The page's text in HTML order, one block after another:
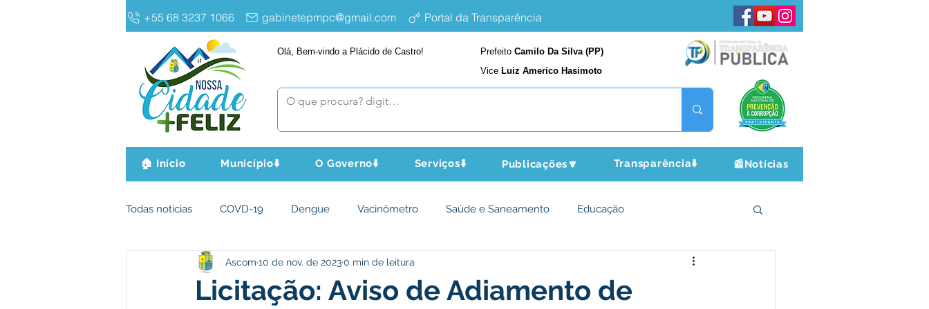
+55 68 3237 1066 gabinetepmpc@gmail.com Portal da Transparência
Olá, Bem-vindo a Plácido de Castro! Prefeito Camilo Da Silva (PP)
Vice Luiz Americo Hasimoto
🏠 Início Município⬇️ O Governo⬇️ Serviços⬇️ Publicações🔽 Transparência⬇️ 📰Notícias
Todas notícias COVD-19 Dengue Vacinômetro Saúde e Saneamento Educação
Infraestrutura e Obras Agricultura e Meio Ambiente
Licitação: Aviso de Adiamento de
Ascom 10 de nov. de 20230 min de leitura